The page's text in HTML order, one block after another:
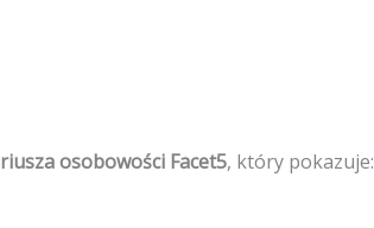
osobowości Facet5, który pokazuje: